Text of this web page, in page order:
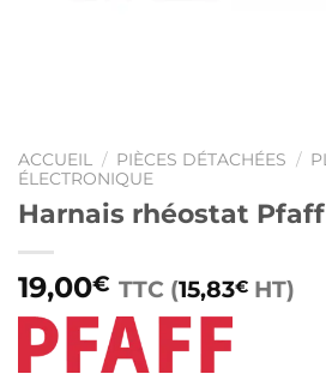
ACCUEIL / PIÈCES DÉTACHÉES /
ÉLECTRONIQUE
Harnais rhéostat
19,00€ TTC (15,83€ HT)